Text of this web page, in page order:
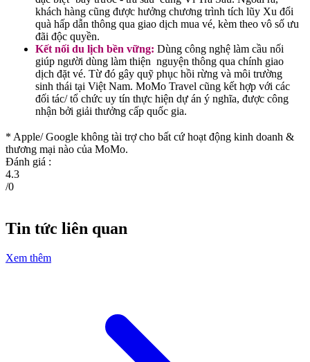
khách hàng cũng được hưởng chương trình tích lũy Xu đổi
quà hấp dẫn thông qua giao dịch mua vé, kèm theo vô số ưu
đãi độc quyền.
Kết nối du lịch bền vững: Dùng công nghệ làm cầu nối
giúp người dùng làm thiện nguyện thông qua chính giao
dịch đặt vé. Từ đó gây quỹ phục hồi rừng và môi trường
sinh thái tại Việt Nam. MoMo Travel cũng kết hợp với các
đối tác/ tổ chức uy tín thực hiện dự án ý nghĩa, được công
nhận bởi giải thưởng cấp quốc gia.
* Apple/ Google không tài trợ cho bất cứ hoạt động kinh doanh &
thương mại nào của MoMo.
Đánh giá :
4.3
/0
Tin tức liên quan
Xem thêm